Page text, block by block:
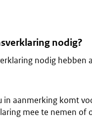
nodig?
nodig hebben
aanmerking komt
mee te nemen of